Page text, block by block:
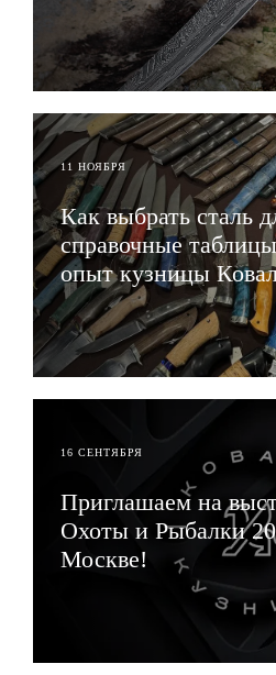
ЧИТАТЬ
11 НОЯБРЯ
Как выбрать сталь
справочные
опыт кузницы
ЧИТАТЬ
16 СЕНТЯБРЯ
Приглашаем на
Охоты и Рыбалки
Москве!